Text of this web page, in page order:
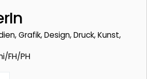
Grafik, Design, Druck, Kunst,
FH/PH